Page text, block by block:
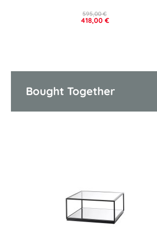
418,00 €
595,00 €
Bought Together